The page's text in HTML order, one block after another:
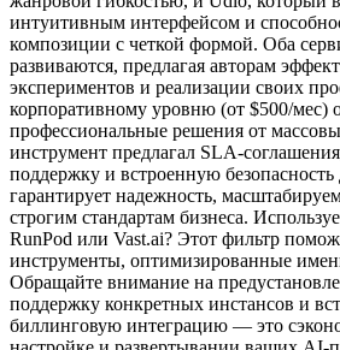
интуитивным интерфейсом и
композиции с четкой формой. Оба
развиваются, предлагая авторам
экспериментов и реализации своих
корпоративному уровню (от $500/мес)
профессиональные решения от
инструмент предлагал SLA-
поддержку и встроенную
гарантирует надежность,
строгим стандартам бизнеса.
RunPod или Vast.ai? Этот фильтр
инструменты, оптимизированные
Обращайте внимание на
поддержку конкретных инстансов и
биллинговую интеграцию — это